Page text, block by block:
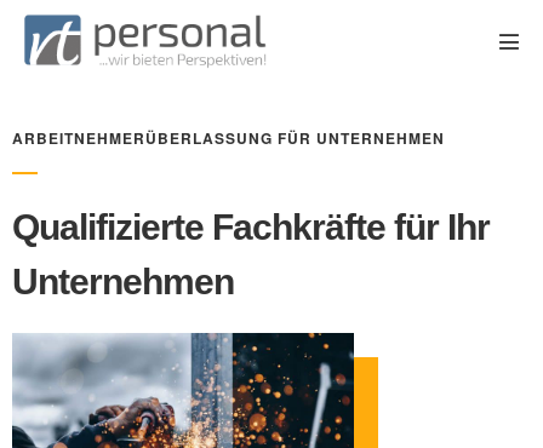
ARBEITNEHMERÜBERLASSUNG FÜR UNTERNEHMEN
Qualifizierte Fachkräfte für Ihr
Unternehmen